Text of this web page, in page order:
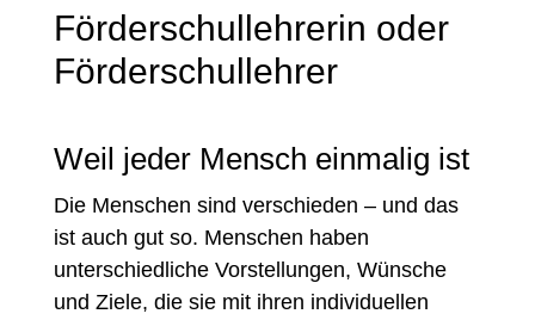
Förderschullehrerin oder
Förderschullehrer
Weil jeder Mensch einmalig ist
Die Menschen sind verschieden – und das
ist auch gut so. Menschen haben
unterschiedliche Vorstellungen, Wünsche
und Ziele, die sie mit ihren individuellen